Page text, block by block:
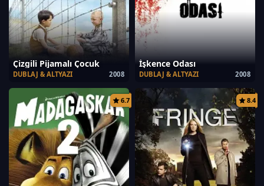
Çizgili Pijamalı Çocuk
2008
DUBLAJ & ALTYAZI
İşkence Odası
2008
DUBLAJ & ALTYAZI
6.7 8.4